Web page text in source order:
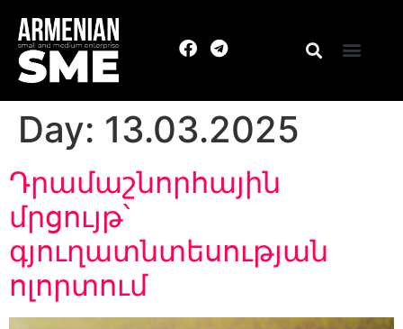
Day: 13.03.2025
Դրամաշնորհային
մրցույթ՝
գյուղատնտեսության
ոլորտում